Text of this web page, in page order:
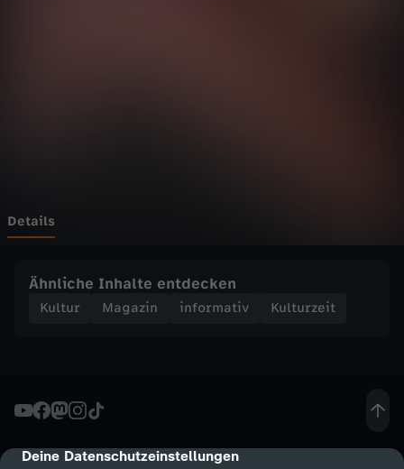
cmp-dialog-description
Deine Datenschutzeinstellungen
o
e
S
a
Details
Ähnliche Inhalte entdecken
Kultur Magazin informativ Kulturzeit